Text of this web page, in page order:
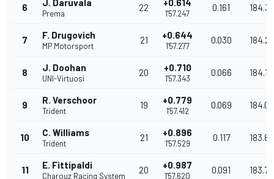
6 J. Daruvala
Prema
22 +0.614
1'57.247
0.161
7 F. Drugovich
MP Motorsport
21 +0.644
1'57.277
0.030
8 J. Doohan
UNI-Virtuosi
20 +0.710
1'57.343
0.066
9 R. Verschoor
Trident
19 +0.779
1'57.412
0.069
10 C. Williams
Trident
21 +0.896
1'57.529
0.117
11 E. Fittipaldi
Charouz Racing System
20 +0.987
1'57.620
0.091